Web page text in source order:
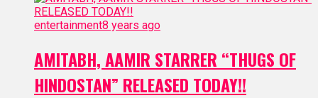
entertainment8 years ago
AMITABH, AAMIR STARRER “THUGS OF
HINDOSTAN” RELEASED TODAY!!